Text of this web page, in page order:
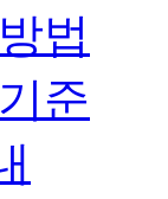
법
준